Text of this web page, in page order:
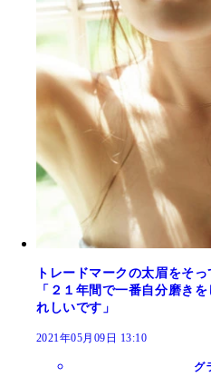
トレードマークの太眉をそ
「２１年間で一番自分磨き
れしいです」
2021年05月09日 13:10
グ